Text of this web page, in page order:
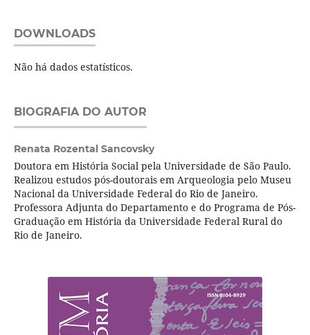
DOWNLOADS
Não há dados estatísticos.
BIOGRAFIA DO AUTOR
Renata Rozental Sancovsky
Doutora em História Social pela Universidade de São Paulo.
Realizou estudos pós-doutorais em Arqueologia pelo Museu
Nacional da Universidade Federal do Rio de Janeiro.
Professora Adjunta do Departamento e do Programa de Pós-
Graduação em História da Universidade Federal Rural do
Rio de Janeiro.